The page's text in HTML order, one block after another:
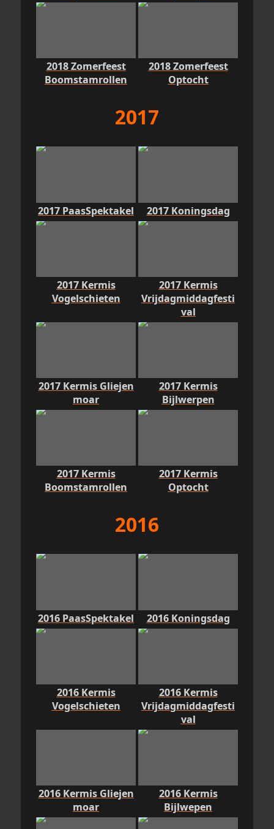
2018 Zomerfeest
Boomstamrollen
2018 Zomerfeest
Optocht
2017
2017 PaasSpektakel 2017 Koningsdag
2017 Kermis
Vogelschieten
2017 Kermis
Vrijdagmiddagfesti
val
2017 Kermis Gliejen
moar
2017 Kermis
Bijlwerpen
2017 Kermis
Boomstamrollen
2017 Kermis
Optocht
2016
2016 PaasSpektakel 2016 Koningsdag
2016 Kermis
Vogelschieten
2016 Kermis
Vrijdagmiddagfesti
val
2016 Kermis Gliejen
moar
2016 Kermis
Bijlwepen